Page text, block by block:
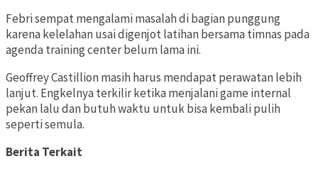
Febri sempat mengalami masalah di bagian punggung
karena kelelahan usai digenjot latihan bersama timnas pada
agenda training center belum lama ini.
Geoffrey Castillion masih harus mendapat perawatan lebih
lanjut. Engkelnya terkilir ketika menjalani game internal
pekan lalu dan butuh waktu untuk bisa kembali pulih
seperti semula.
Berita Terkait